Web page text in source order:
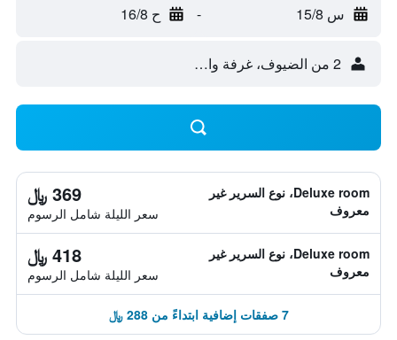
س 15/8 - ح 16/8
2 من الضيوف، غرفة واحدة
Deluxe room، نوع السرير غير
معروف
369 ﷼
سعر الليلة شامل الرسوم
Deluxe room، نوع السرير غير
معروف
418 ﷼
سعر الليلة شامل الرسوم
7 صفقات إضافية ابتداءً من 288 ﷼